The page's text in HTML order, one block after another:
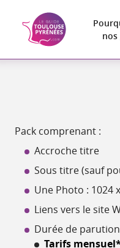
nos
Pack comprenant :
Accroche titre
Sous titre (sauf
Une Photo : 1024
Liens vers le site
Durée de
Tarifs